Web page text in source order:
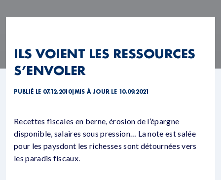
ILS VOIENT LES RESSOURCES
S’ENVOLER
PUBLIÉ LE 07.12.2010| MIS À JOUR LE 10.09.2021
Recettes fiscales en berne, érosion de l’épargne
disponible, salaires sous pression… La note est salée
pour les paysdont les richesses sont détournées vers
les paradis fiscaux.